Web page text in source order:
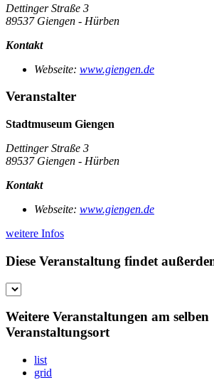
Dettinger Straße 3
89537 Giengen - Hürben
Kontakt
Webseite: www.giengen.de
Veranstalter
Stadtmuseum Giengen
Dettinger Straße 3
89537 Giengen - Hürben
Kontakt
Webseite: www.giengen.de
weitere Infos
Diese Veranstaltung findet
Weitere Veranstaltungen am selben
Veranstaltungsort
list
grid